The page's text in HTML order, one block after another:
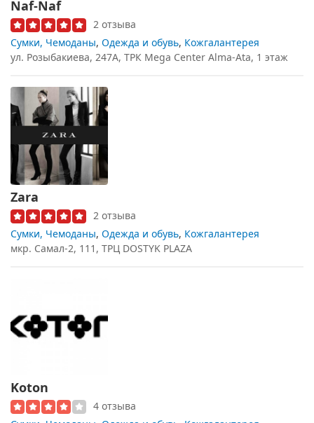
Naf-Naf
2 отзыва
Сумки, Чемоданы, Одежда и обувь, Кожгалантерея
ул. Розыбакиева, 247А, ТРК Mega Center Alma-Ata, 1 этаж
Zara
2 отзыва
Сумки, Чемоданы, Одежда и обувь, Кожгалантерея
мкр. Самал-2, 111, ТРЦ DOSTYK PLAZA
Koton
4 отзыва